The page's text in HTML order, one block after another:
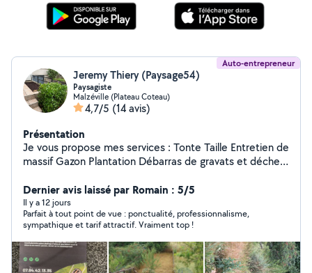
Auto-entrepreneur
Jeremy Thiery (Paysage54)
Paysagiste
Malzéville (Plateau Coteau)
4,7/5 (14 avis)
Présentation
Je vous propose mes services : Tonte Taille Entretien de
massif Gazon Plantation Débarras de gravats et déchet
Dernier avis laissé par Romain : 5/5
Il y a 12 jours
Parfait à tout point de vue : ponctualité, professionnalisme,
sympathique et tarif attractif. Vraiment top !